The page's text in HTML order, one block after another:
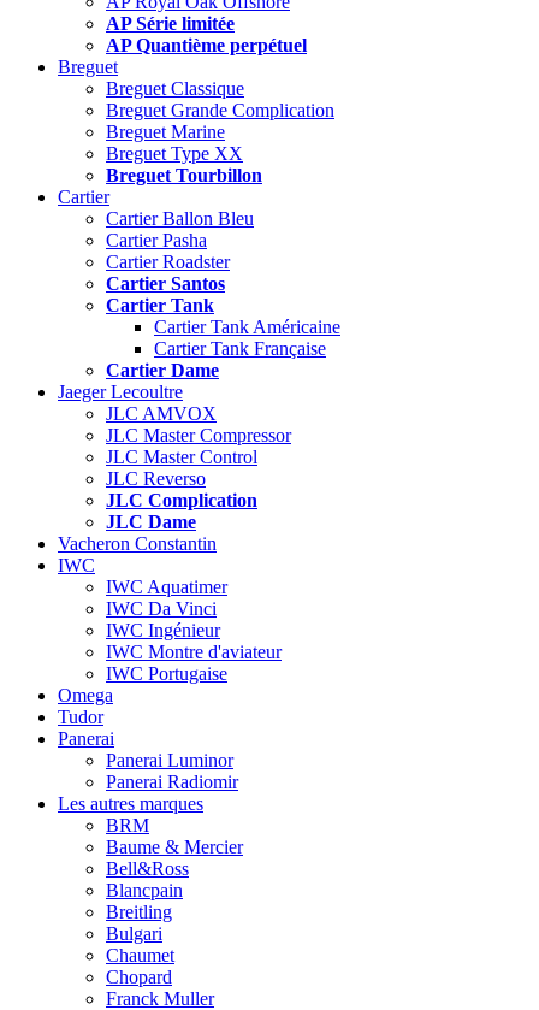
AP Série limitée
AP Quantième perpétuel
Breguet
Breguet Classique
Breguet Grande Complication
Breguet Marine
Breguet Type XX
Breguet Tourbillon
Cartier
Cartier Ballon Bleu
Cartier Pasha
Cartier Roadster
Cartier Santos
Cartier Tank
Cartier Tank Américaine
Cartier Tank Française
Cartier Dame
Jaeger Lecoultre
JLC AMVOX
JLC Master Compressor
JLC Master Control
JLC Reverso
JLC Complication
JLC Dame
Vacheron Constantin
IWC
IWC Aquatimer
IWC Da Vinci
IWC Ingénieur
IWC Montre d'aviateur
IWC Portugaise
Omega
Tudor
Panerai
Panerai Luminor
Panerai Radiomir
Les autres marques
BRM
Baume & Mercier
Bell&Ross
Blancpain
Breitling
Bulgari
Chaumet
Chopard
Franck Muller